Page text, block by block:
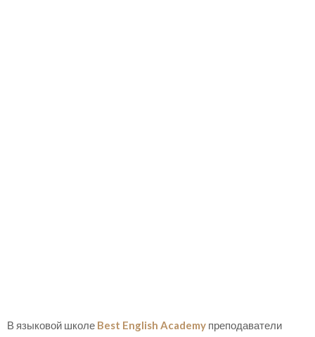
В языковой школе Best English Academy преподаватели